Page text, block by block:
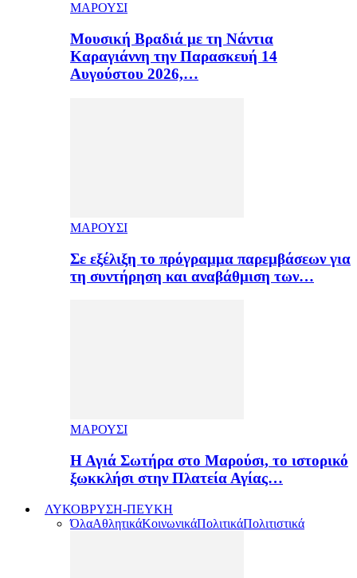
ΜΑΡΟΥΣΙ
Μουσική Βραδιά με τη Νάντια
Καραγιάννη την Παρασκευή 14
Αυγούστου 2026,…
ΜΑΡΟΥΣΙ
Σε εξέλιξη το πρόγραμμα παρεμβάσεων για
τη συντήρηση και αναβάθμιση των…
ΜΑΡΟΥΣΙ
Η Αγιά Σωτήρα στο Μαρούσι, το ιστορικό
ξωκκλήσι στην Πλατεία Αγίας…
ΛΥΚΟΒΡΥΣΗ-ΠΕΥΚΗ
ΌλαΑθλητικάΚοινωνικάΠολιτικάΠολιτιστικά